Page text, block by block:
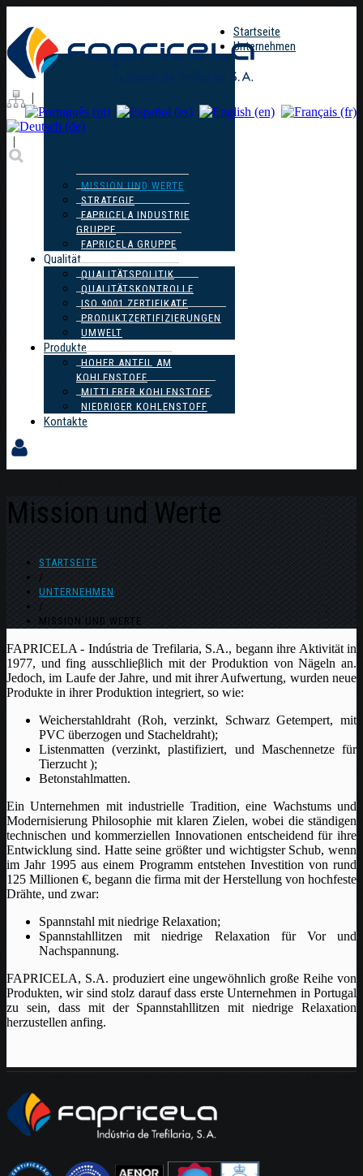
|
|
Startseite
Unternehmen
MISSION UND WERTE
STRATEGIE
FAPRICELA INDUSTRIE
GRUPPE
FAPRICELA GRUPPE
Qualität
QUALITÄTSPOLITIK
QUALITÄTSKONTROLLE
ISO 9001 ZERTIFIKATE
PRODUKTZERTIFIZIERUNGEN
UMWELT
Produkte
HOHER ANTEIL AM
KOHLENSTOFF
MITTLERER KOHLENSTOFF
NIEDRIGER KOHLENSTOFF
Kontakte
Mission und Werte
STARTSEITE
/
UNTERNEHMEN
/
MISSION UND WERTE
FAPRICELA - Indústria de Trefilaria, S.A., begann ihre Aktivität in
1977, und fing ausschlieβlich mit der Produktion von Nägeln an.
Jedoch, im Laufe der Jahre, und mit ihrer Aufwertung, wurden neue
Produkte in ihrer Produktion integriert, so wie:
Weicherstahldraht (Roh, verzinkt, Schwarz Getempert, mit
PVC überzogen und Stacheldraht);
Listenmatten (verzinkt, plastifiziert, und Maschennetze für
Tierzucht );
Betonstahlmatten.
Ein Unternehmen mit industrielle Tradition, eine Wachstums und
Modernisierung Philosophie mit klaren Zielen, wobei die ständigen
technischen und kommerziellen Innovationen entscheidend für ihre
Entwicklung sind. Hatte seine größter und wichtigster Schub, wenn
im Jahr 1995 aus einem Programm entstehen Investition von rund
125 Millionen €, begann die firma mit der Herstellung von hochfeste
Drähte, und zwar:
Spannstahl mit niedrige Relaxation;
Spannstahllitzen mit niedrige Relaxation für Vor und
Nachspannung.
FAPRICELA, S.A. produziert eine ungewöhnlich große Reihe von
Produkten, wir sind stolz darauf dass erste Unternehmen in Portugal
zu sein, dass mit der Spannstahllitzen mit niedrige Relaxation
herzustellen anfing.